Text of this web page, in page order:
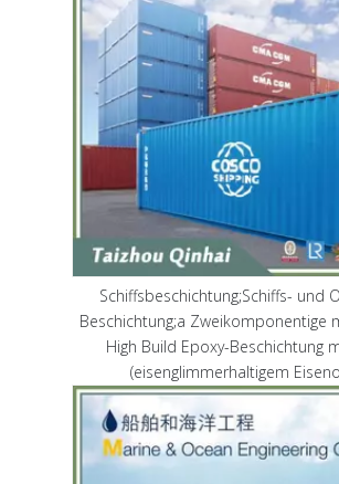
Schiffsbeschichtung;Schiffs- und
Beschichtung;a Zweikomponentige
High Build Epoxy-Beschichtung
(eisenglimmerhaltigem